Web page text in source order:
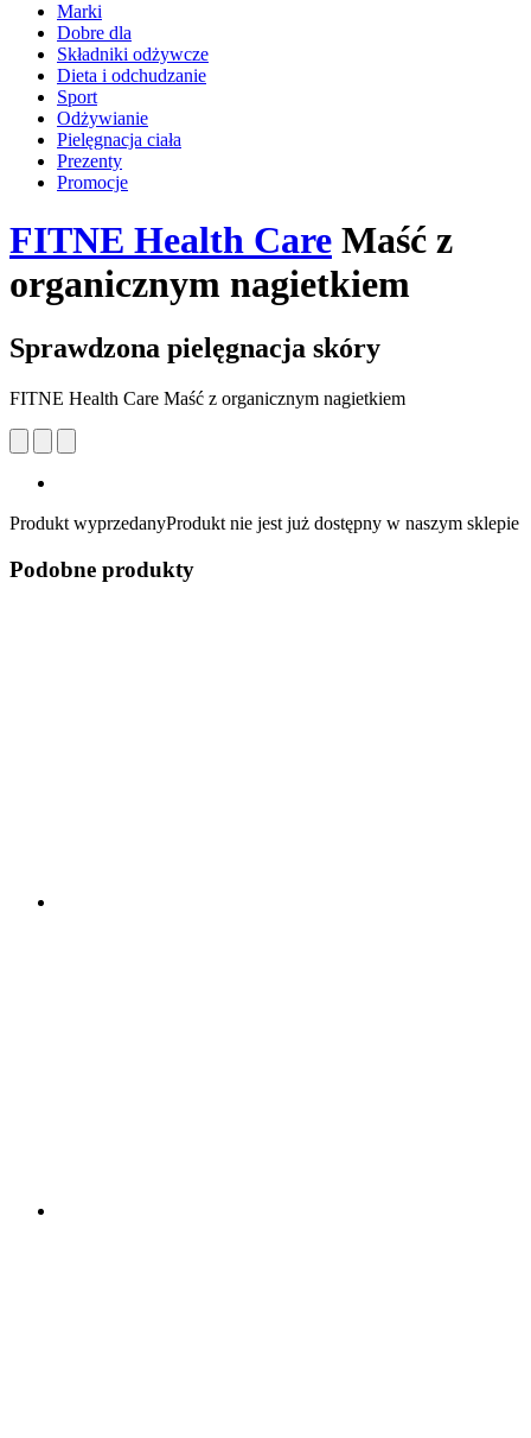
Marki
Dobre dla
Składniki odżywcze
Dieta i odchudzanie
Sport
Odżywianie
Pielęgnacja ciała
Prezenty
Promocje
FITNE Health Care Maść z
organicznym nagietkiem
Sprawdzona pielęgnacja skóry
FITNE Health Care Maść z organicznym nagietkiem
Produkt wyprzedanyProdukt nie jest już dostępny w naszym sklepie
Podobne produkty